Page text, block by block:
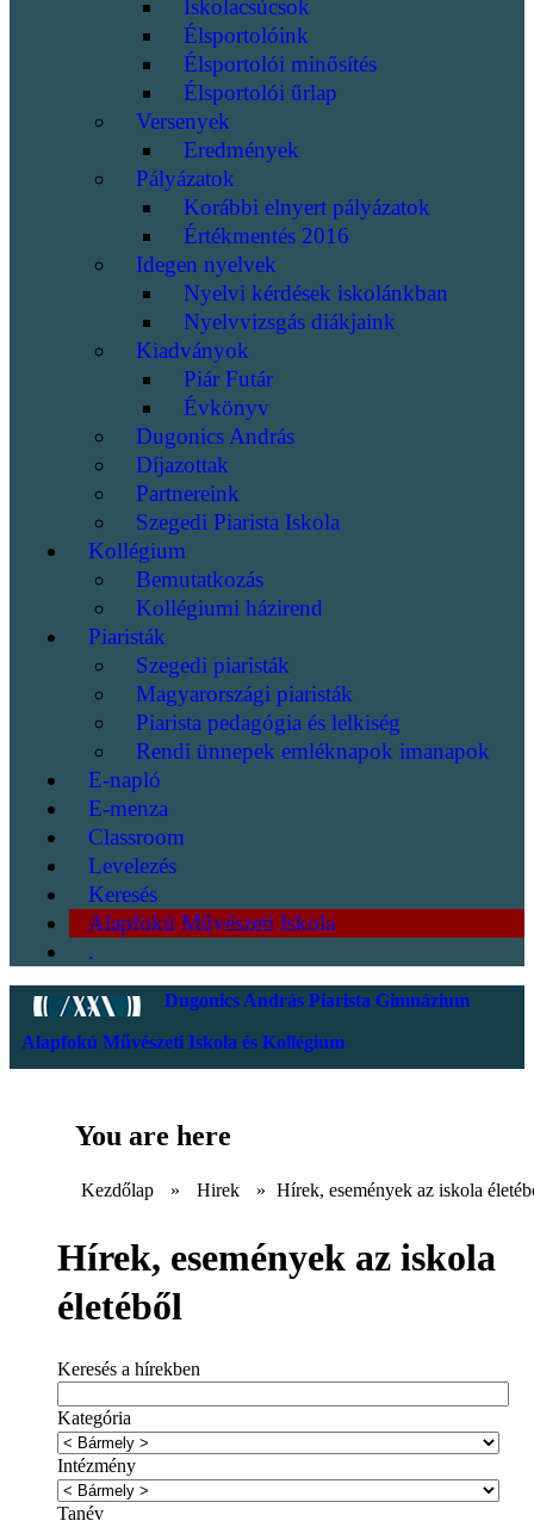
Iskolacsúcsok
Élsportolóink
Élsportolói minősítés
Élsportolói űrlap
Versenyek
Eredmények
Pályázatok
Korábbi elnyert pályázatok
Értékmentés 2016
Idegen nyelvek
Nyelvi kérdések iskolánkban
Nyelvvizsgás diákjaink
Kiadványok
Piár Futár
Évkönyv
Dugonics András
Díjazottak
Partnereink
Szegedi Piarista Iskola
Kollégium
Bemutatkozás
Kollégiumi házirend
Piaristák
Szegedi piaristák
Magyarországi piaristák
Piarista pedagógia és lelkiség
Rendi ünnepek emléknapok imanapok
E-napló
E-menza
Classroom
Levelezés
Keresés
Alapfokú Művészeti Iskola
.
Dugonics András Piarista Gimnázium
Alapfokú Művészeti Iskola és Kollégium
You are here
Kezdőlap » Hirek » Hírek, események az iskola
Hírek, események az iskola
életéből
Keresés a hírekben
Kategória
Intézmény
Tanév